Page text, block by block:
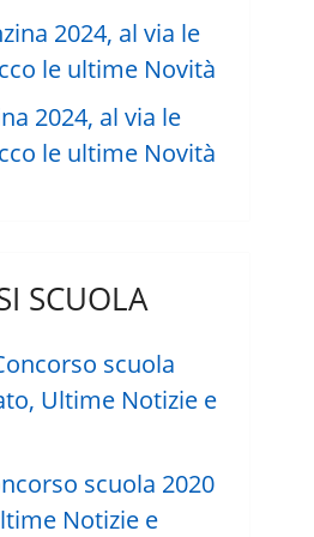
2024, al via le
le ultime Novità
SCUOLA
scuola 2020
Notizie e